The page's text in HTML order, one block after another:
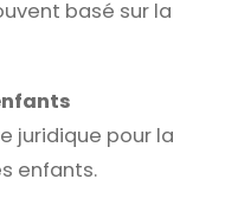
basé sur la
juridique pour la
enfants.